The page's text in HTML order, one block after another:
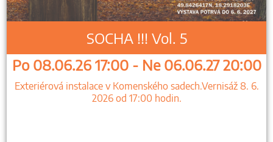
SOCHA !!! Vol. 5
Po 08.06.26 17:00 - Ne 06.06.27 20:00
Exteriérová instalace v Komenského sadech.Vernisáž 8. 6.
2026 od 17:00 hodin.